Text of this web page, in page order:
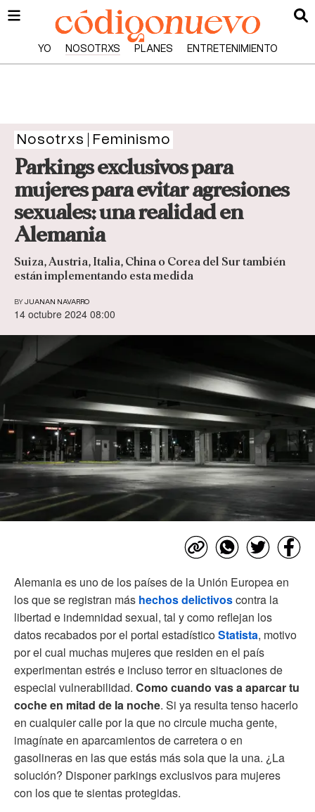
YO NOSOTRXS PLANES ENTRETENIMIENTO
Nosotrxs Feminismo
Parkings exclusivos para
mujeres para evitar agresiones
sexuales: una realidad en
Alemania
Suiza, Austria, Italia, China o Corea del Sur también
están implementando esta medida
BY JUANAN NAVARRO
14 octubre 2024 08:00
Alemania es uno de los países de la Unión Europea en
los que se registran más hechos delictivoscontra la
libertad e indemnidad sexual, tal y como reflejan los
datos recabados por el portal estadísticoStatista, motivo
por el cual muchas mujeres que residen en el país
experimentan estrés e incluso terror en situaciones de
especial vulnerabilidad. Como cuando vas a aparcar tu
coche en mitad de la noche. Si ya resulta tenso hacerlo
en cualquier calle por la que no circule mucha gente,
imagínate en aparcamientos de carretera o en
gasolineras en las que estás más sola que la una. ¿La
solución? Disponer parkings exclusivos para mujeres
con los que te sientas protegidas.